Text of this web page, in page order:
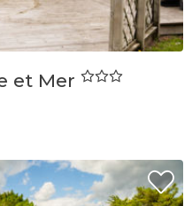
et Mer